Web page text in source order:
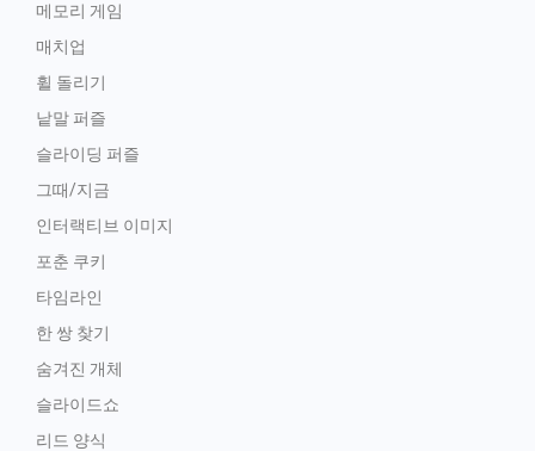
메모리 게임
매치업
휠 돌리기
낱말 퍼즐
슬라이딩 퍼즐
그때/지금
인터랙티브 이미지
포춘 쿠키
타임라인
한 쌍 찾기
숨겨진 개체
슬라이드쇼
리드 양식